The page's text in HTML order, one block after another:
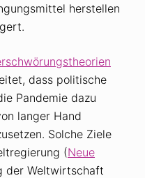
herstellen
dass politische
Pandemie dazu
langer Hand
Solche Ziele
(Neue
der Weltwirtschaft